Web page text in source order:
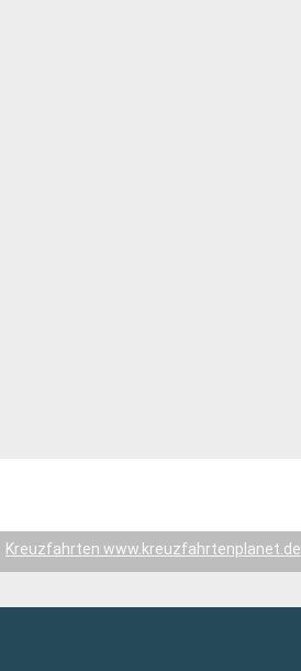
Kreuzfahrten www.kreuzfahrtenplanet.de